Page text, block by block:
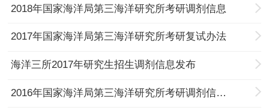
2018年国家海洋局第三海洋研究所考研调剂信息
2017年国家海洋局第三海洋研究所考研复试办法
海洋三所2017年研究生招生调剂信息发布
2016年国家海洋局第三海洋研究所考研调剂信息汇总